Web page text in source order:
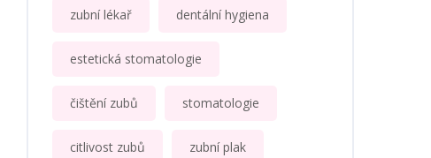
zubní lékař dentální hygiena
estetická stomatologie
čištění zubů stomatologie
citlivost zubů zubní plak